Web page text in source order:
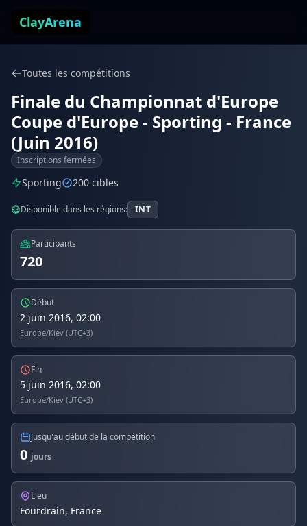
ClayArena
Toutes les compétitions
Finale du Championnat d'Europe
Coupe d'Europe - Sporting - France
(Juin 2016)
Inscriptions fermées
Sporting 200 cibles
Disponible dans les régions: INT
Participants
720
Début
2 juin 2016, 02:00
Europe/Kiev (UTC+3)
Fin
5 juin 2016, 02:00
Europe/Kiev (UTC+3)
Jusqu'au début de la compétition
0 jours
Lieu
Fourdrain, France